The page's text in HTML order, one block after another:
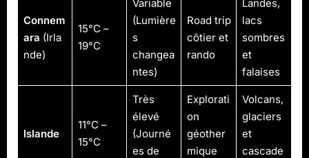
Connem
ara (Irla
nde)
15°C –
19°C
Variable
(Lumière
s
changea
ntes)
Road trip
côtier et
rando
Landes,
lacs
sombres
et
falaises
Islande
11°C –
15°C
Très
élevé
(Journé
es de
Explorati
on
géother
mique
Volcans,
glaciers
et
cascade